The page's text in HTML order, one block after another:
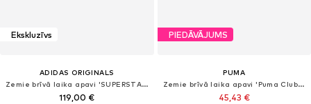
Ekskluzīvs
ADIDAS ORIGINALS
Zemie brīvā laika apavi 'SUPERSTAR II'
119,00 €
PIEDĀVĀJUMS
PUMA
Zemie brīvā laika apavi 'Puma Club II Era'
45,43 €